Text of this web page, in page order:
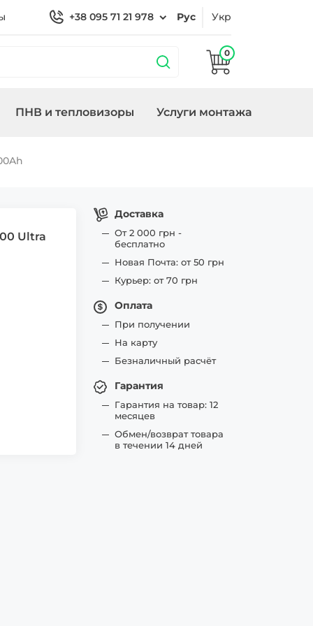
+38 095 71 21 978 Рус Укр
0
ПНВ и тепловизоры Услуги монтажа
Ultra
Доставка
От 2 000 грн -
бесплатно
Новая Почта: от 50 грн
Курьер: от 70 грн
Оплата
При получении
На карту
Безналичный расчёт
Гарантия
Гарантия на товар: 12
месяцев
Обмен/возврат товара
в течении 14 дней